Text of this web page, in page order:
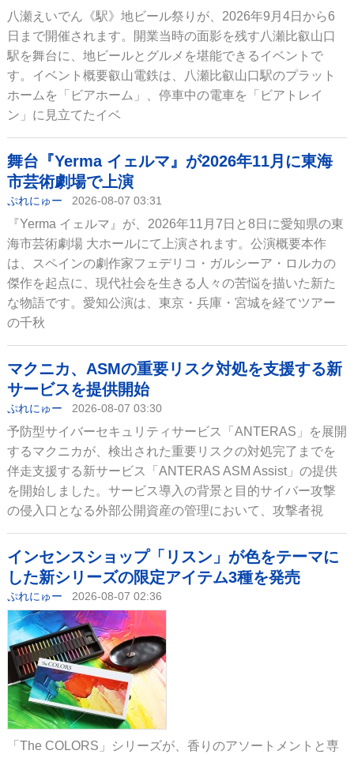
八瀬えいでん《駅》地ビール祭りが、2026年9月4日から6
日まで開催されます。開業当時の面影を残す八瀬比叡山口
駅を舞台に、地ビールとグルメを堪能できるイベントで
す。イベント概要叡山電鉄は、八瀬比叡山口駅のプラット
ホームを「ビアホーム」、停車中の電車を「ビアトレイ
ン」に見立てたイベ
舞台『Yerma イェルマ』が2026年11月に東海
市芸術劇場で上演
ぷれにゅー 2026-08-07 03:31
『Yerma イェルマ』が、2026年11月7日と8日に愛知県の東
海市芸術劇場 大ホールにて上演されます。公演概要本作
は、スペインの劇作家フェデリコ・ガルシーア・ロルカの
傑作を起点に、現代社会を生きる人々の苦悩を描いた新た
な物語です。愛知公演は、東京・兵庫・宮城を経てツアー
の千秋
マクニカ、ASMの重要リスク対処を支援する新
サービスを提供開始
ぷれにゅー 2026-08-07 03:30
予防型サイバーセキュリティサービス「ANTERAS」を展開
するマクニカが、検出された重要リスクの対処完了までを
伴走支援する新サービス「ANTERAS ASM Assist」の提供
を開始しました。サービス導入の背景と目的サイバー攻撃
の侵入口となる外部公開資産の管理において、攻撃者視
インセンスショップ「リスン」が色をテーマに
した新シリーズの限定アイテム3種を発売
ぷれにゅー 2026-08-07 02:36
「The COLORS」シリーズが、香りのアソートメントと専